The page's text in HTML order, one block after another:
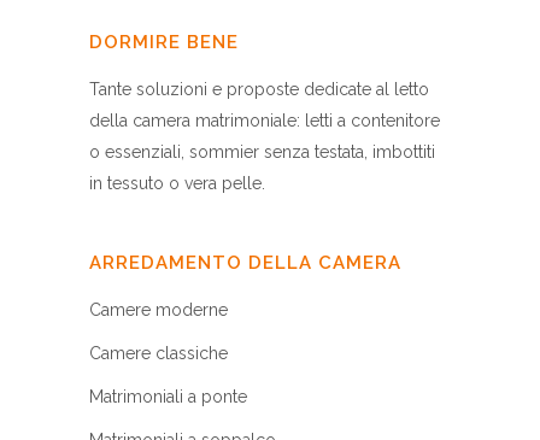
DORMIRE BENE
Tante soluzioni e proposte dedicate al letto
della camera matrimoniale: letti a contenitore
o essenziali, sommier senza testata, imbottiti
in tessuto o vera pelle.
ARREDAMENTO DELLA CAMERA
Camere moderne
Camere classiche
Matrimoniali a ponte